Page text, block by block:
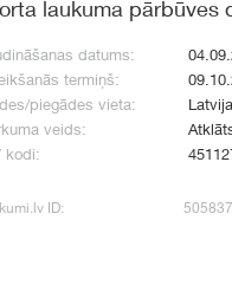
laukuma pārbūves
datums:
termiņš:
piegādes vieta:
veids:
kodi:
ID: